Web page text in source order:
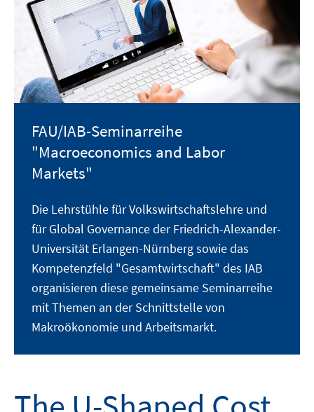
FAU/IAB-Seminarreihe
"Macroeconomics and Labor
Markets"
Die Lehrstühle für Volkswirtschaftslehre und
für Global Governance der Friedrich-Alexander-
Universität Erlangen-Nürnberg sowie das
Kompetenzfeld "Gesamtwirtschaft" des IAB
organisieren diese gemeinsame Seminarreihe
mit Themen an der Schnittstelle von
Makroökonomie und Arbeitsmarkt.